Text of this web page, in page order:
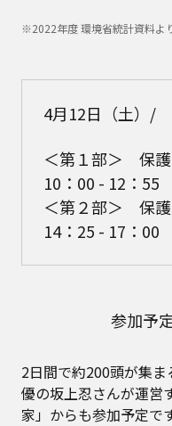
※2022年度 環境省統計資料よ
4月12日（土）/
＜第１部＞ 保
10：00 - 12：55
＜第２部＞ 保
14：25 - 17：00
参加予
2日間で約200頭が集ま
優の坂上忍さんが運営
家」からも参加予定です